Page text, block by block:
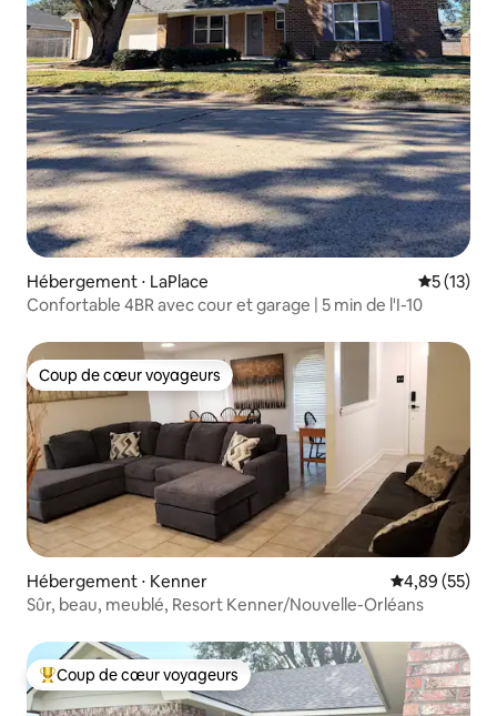
Hébergement ⋅ LaPlace
5 (13)
Confortable 4BR avec cour et garage | 5 min de l'I-10
Coup de cœur voyageurs
Coup de cœur voyageurs
Hébergement ⋅ Kenner Évaluation
4,89 (55)
Sûr, beau, meublé, Resort Kenner/Nouvelle-Orléans
Coups de cœur voyageurs les plus appréciés
Coup de cœur voyageurs